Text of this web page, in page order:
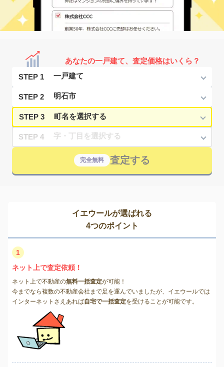
あなたの一戸建て、査定価格はいくら？
STEP 1
STEP 2
STEP 3
STEP 4
完全無料 査定する
イエウールが選ばれる
4つのポイント
1
ネット上で査定依頼！
ネット上で不動産の無料一括査定が可能！
今までなら複数の不動産会社まで足を運んでいましたが、イエウールでは
インターネットさえあれば自宅で一括査定を受けることが可能です。